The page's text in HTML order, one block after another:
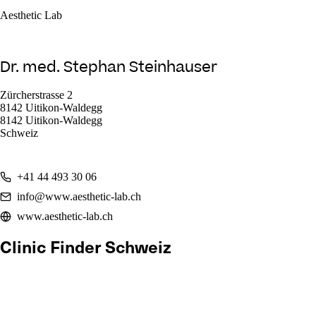
Aesthetic Lab
Dr. med. Stephan Steinhauser
Zürcherstrasse 2
8142 Uitikon-Waldegg
8142 Uitikon-Waldegg
Schweiz
+41 44 493 30 06
info@www.aesthetic-lab.ch
www.aesthetic-lab.ch
Clinic Finder Schweiz